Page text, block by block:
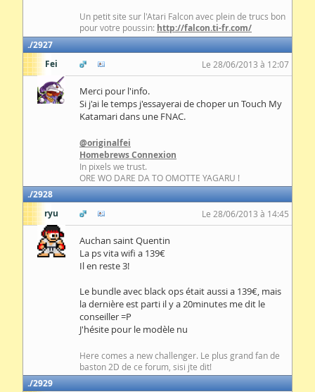
Un petit site sur l'Atari Falcon avec plein de trucs bon
pour votre poussin: http://falcon.ti-fr.com/
2927
Fei
Le 28/06/2013 à 12:07
Merci pour l'info.
Si j'ai le temps j'essayerai de choper un Touch My
Katamari dans une FNAC.
@originalfei
Homebrews Connexion
In pixels we trust.
ORE WO DARE DA TO OMOTTE YAGARU !
2928
ryu
Le 28/06/2013 à 14:45
Auchan saint Quentin
La ps vita wifi a 139€
Il en reste 3!
Le bundle avec black ops était aussi a 139€, mais
la dernière est parti il y a 20minutes me dit le
conseiller =P
J'hésite pour le modèle nu
Here comes a new challenger. Le plus grand fan de
baston 2D de ce forum, sisi jte dit!
2929